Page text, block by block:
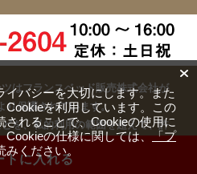
に入れる
はフランスベッド販売株式会社が
り保護されています。
を、私的利用の範囲を超えて、許
ることは禁じられています。
Co., ltd. All Rights Reserved.
イバシーを大切にします。また
Cookieを利用しています。この
れることで、Cookieの使用に
Cookieの仕様に関しては、「プ
みください。